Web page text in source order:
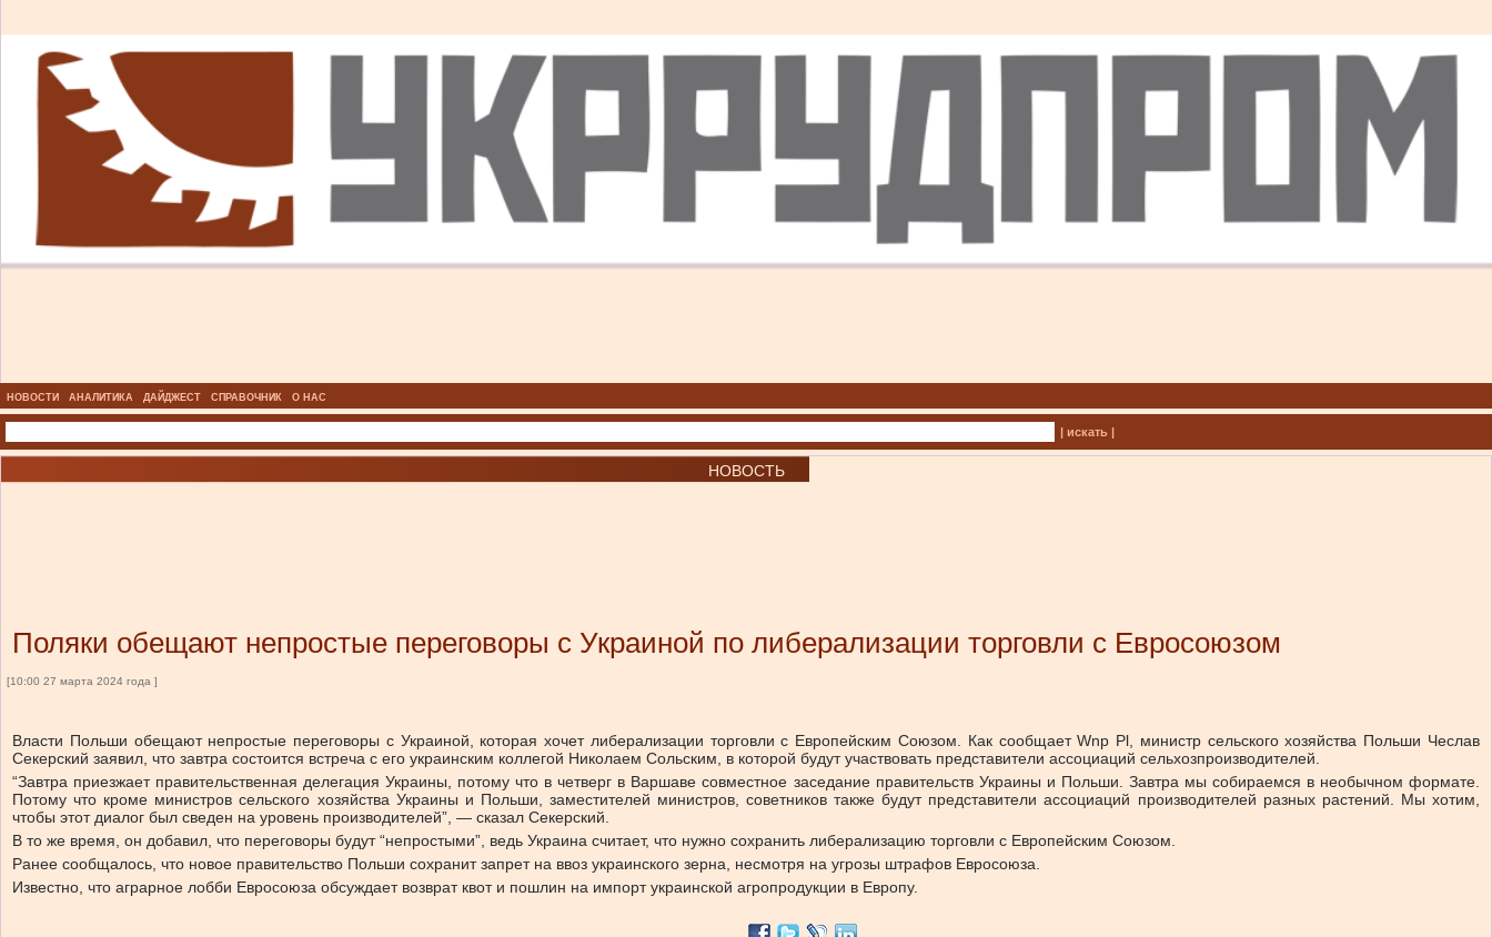
НОВОСТИ АНАЛИТИКА ДАЙДЖЕСТ СПРАВОЧНИК О НАС
| искать |
НОВОСТЬ
Поляки обещают непростые переговоры с Украиной по либерализации торговли с Евросоюзом
[10:00 27 марта 2024 года ]
Власти Польши обещают непростые переговоры с Украиной, которая хочет либерализации торговли с Европейским Союзом. Как сообщает Wnp Рl, министр сельского хозяйства Польши Чеслав
Секерский заявил, что завтра состоится встреча с его украинским коллегой Николаем Сольским, в которой будут участвовать представители ассоциаций сельхозпроизводителей.
“Завтра приезжает правительственная делегация Украины, потому что в четверг в Варшаве совместное заседание правительств Украины и Польши. Завтра мы собираемся в необычном формате.
Потому что кроме министров сельского хозяйства Украины и Польши, заместителей министров, советников также будут представители ассоциаций производителей разных растений. Мы хотим,
чтобы этот диалог был сведен на уровень производителей”, — сказал Секерский.
В то же время, он добавил, что переговоры будут “непростыми”, ведь Украина считает, что нужно сохранить либерализацию торговли с Европейским Союзом.
Ранее сообщалось, что новое правительство Польши сохранит запрет на ввоз украинского зерна, несмотря на угрозы штрафов Евросоюза.
Известно, что аграрное лобби Евросоюза обсуждает возврат квот и пошлин на импорт украинской агропродукции в Европу.